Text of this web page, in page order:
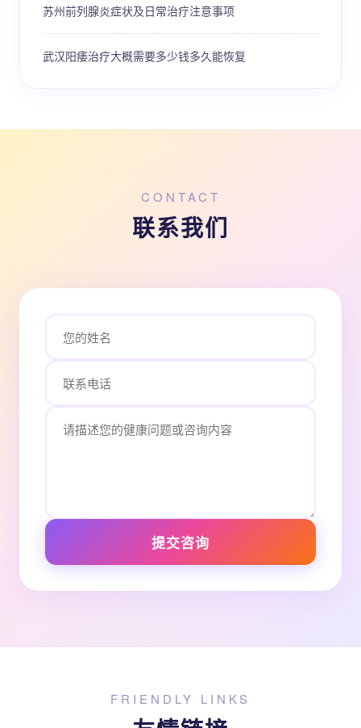
苏州前列腺炎症状及日常治疗注意事项
武汉阳痿治疗大概需要多少钱多久能恢复
CONTACT
联系我们
提交咨询
FRIENDLY LINKS